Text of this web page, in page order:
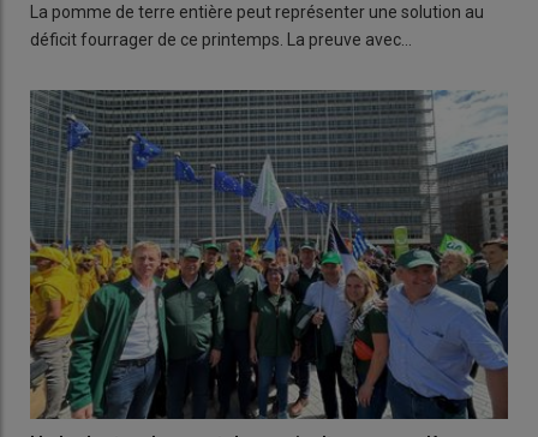
La pomme de terre entière peut représenter une solution au
déficit fourrager de ce printemps. La preuve avec…